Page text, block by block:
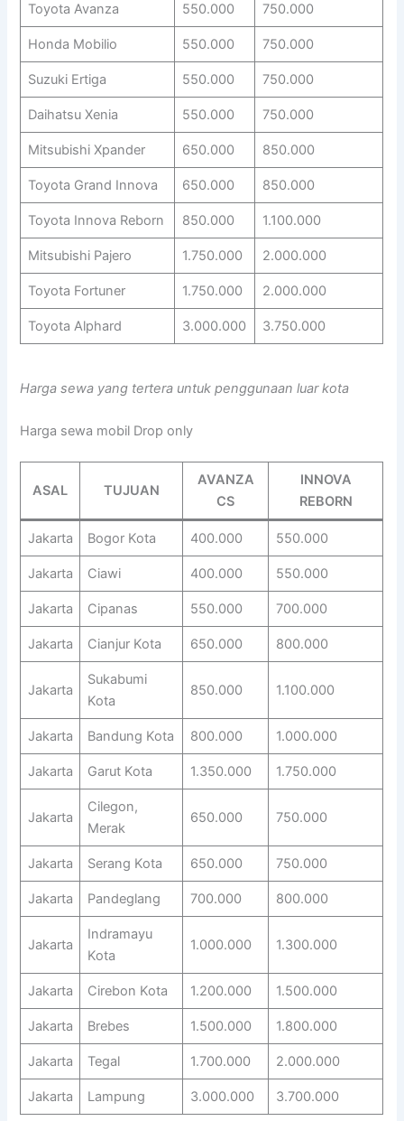
Toyota Avanza 550.000 750.000
Honda Mobilio 550.000 750.000
Suzuki Ertiga 550.000 750.000
Daihatsu Xenia 550.000 750.000
Mitsubishi Xpander 650.000 850.000
Toyota Grand Innova 650.000 850.000
Toyota Innova Reborn 850.000 1.100.000
Mitsubishi Pajero 1.750.000 2.000.000
Toyota Fortuner 1.750.000 2.000.000
Toyota Alphard 3.000.000 3.750.000
Harga sewa yang tertera untuk penggunaan luar kota
Harga sewa mobil Drop only
ASAL TUJUAN
AVANZA
CS
INNOVA
REBORN
Jakarta Bogor Kota 400.000 550.000
Jakarta Ciawi 400.000 550.000
Jakarta Cipanas 550.000 700.000
Jakarta Cianjur Kota 650.000 800.000
Jakarta
Sukabumi
Kota
850.000 1.100.000
Jakarta Bandung Kota 800.000 1.000.000
Jakarta Garut Kota 1.350.000 1.750.000
Jakarta
Cilegon,
Merak
650.000 750.000
Jakarta Serang Kota 650.000 750.000
Jakarta Pandeglang 700.000 800.000
Jakarta
Indramayu
Kota
1.000.000 1.300.000
Jakarta Cirebon Kota 1.200.000 1.500.000
Jakarta Brebes 1.500.000 1.800.000
Jakarta Tegal 1.700.000 2.000.000
Jakarta Lampung 3.000.000 3.700.000